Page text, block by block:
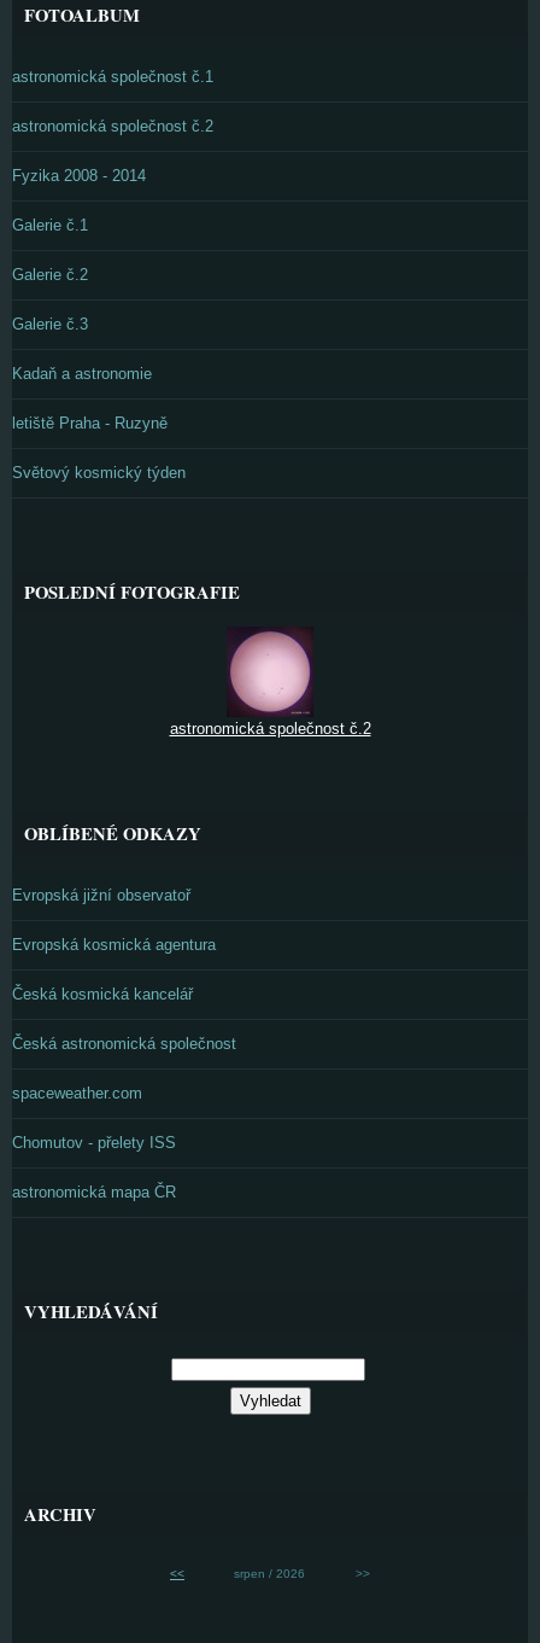
FOTOALBUM
astronomická společnost č.1
astronomická společnost č.2
Fyzika 2008 - 2014
Galerie č.1
Galerie č.2
Galerie č.3
Kadaň a astronomie
letiště Praha - Ruzyně
Světový kosmický týden
POSLEDNÍ FOTOGRAFIE
astronomická společnost č.2
OBLÍBENÉ ODKAZY
Evropská jižní observatoř
Evropská kosmická agentura
Česká kosmická kancelář
Česká astronomická společnost
spaceweather.com
Chomutov - přelety ISS
astronomická mapa ČR
VYHLEDÁVÁNÍ
ARCHIV
<< srpen / 2026 >>